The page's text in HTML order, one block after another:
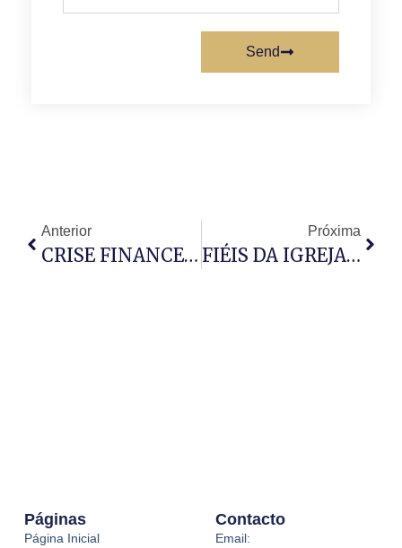
Send
Anterior
CRISE FINANCEIRA DA ONU: UM ALERTA ÉTICO
Próxima
FIÉIS DA IGREJA DO REINO DE DEUS LEVANTAM CLAMOR
Páginas
Página Inicial
Contacto
Email: